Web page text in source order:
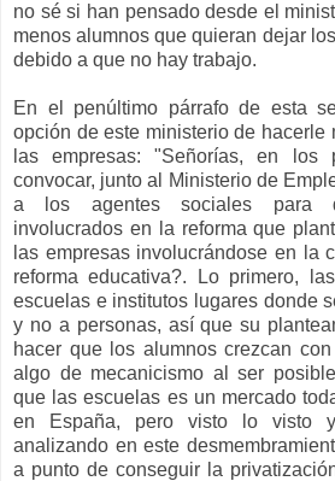
no sé si han pensado desde el
menos alumnos que quieran dejar
debido a que no hay trabajo.
En el penúltimo párrafo de esta
opción de este ministerio de hacerle
las empresas: "Señorías, en los
convocar, junto al Ministerio de
a los agentes sociales para
involucrados en la reforma que
las empresas involucrándose en la
reforma educativa?. Lo primero,
escuelas e institutos lugares donde
y no a personas, así que su
hacer que los alumnos crezcan
algo de mecanicismo al ser
que las escuelas es un mercado
en España, pero visto lo visto
analizando en este
a punto de conseguir la